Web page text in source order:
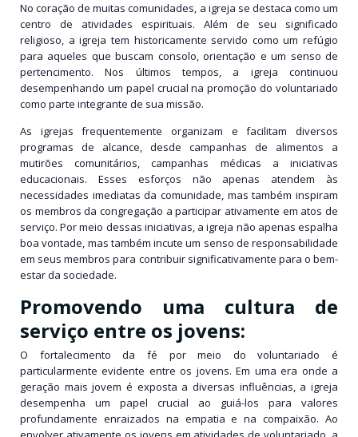
No coração de muitas comunidades, a igreja se destaca como um
centro de atividades espirituais. Além de seu significado
religioso, a igreja tem historicamente servido como um refúgio
para aqueles que buscam consolo, orientação e um senso de
pertencimento. Nos últimos tempos, a igreja continuou
desempenhando um papel crucial na promoção do voluntariado
como parte integrante de sua missão.
As igrejas frequentemente organizam e facilitam diversos
programas de alcance, desde campanhas de alimentos a
mutirões comunitários, campanhas médicas a iniciativas
educacionais. Esses esforços não apenas atendem às
necessidades imediatas da comunidade, mas também inspiram
os membros da congregação a participar ativamente em atos de
serviço. Por meio dessas iniciativas, a igreja não apenas espalha
boa vontade, mas também incute um senso de responsabilidade
em seus membros para contribuir significativamente para o bem-
estar da sociedade.
Promovendo uma cultura de
serviço entre os jovens:
O fortalecimento da fé por meio do voluntariado é
particularmente evidente entre os jovens. Em uma era onde a
geração mais jovem é exposta a diversas influências, a igreja
desempenha um papel crucial ao guiá-los para valores
profundamente enraizados na empatia e na compaixão. Ao